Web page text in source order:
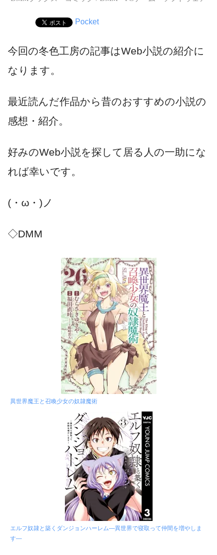
Pocket
今回の冬色工房の記事はWeb小説の紹介に
なります。
最近読んだ作品から昔のおすすめの小説の
感想・紹介。
好みのWeb小説を探して居る人の一助にな
れば幸いです。
(・ω・)ノ
◇DMM
異世界魔王と召喚少女の奴隷魔術
エルフ奴隷と築くダンジョンハーレム―異世界で寝取って仲間を増やしま
す―